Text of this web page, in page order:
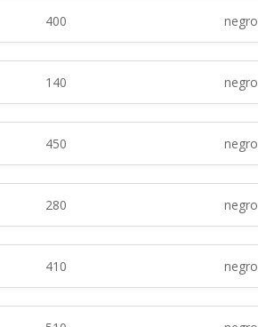
400 negro
140 negro
450 negro
280 negro
410 negro